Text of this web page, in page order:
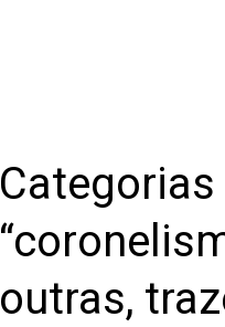
Categorias
outras,